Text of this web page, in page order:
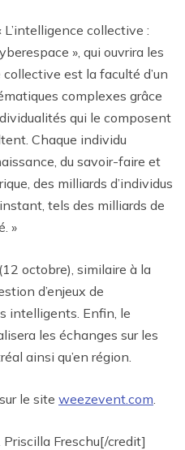
L’intelligence collective :
», qui ouvrira les
est la faculté d’un
complexes grâce
qui le composent
Chaque individu
du savoir-faire et
des milliards d’individus
tels des milliards de
»
octobre), similaire à la
d’enjeux de
intelligents. Enfin, le
les échanges sur les
ainsi qu’en région.
le site weezevent.com
Freschu[/credit]